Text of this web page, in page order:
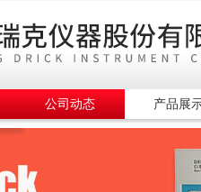
公司动态 产品展